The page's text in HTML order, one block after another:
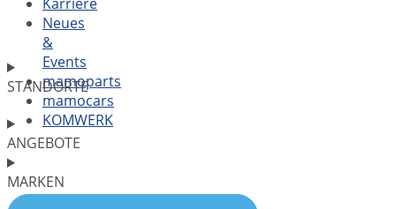
Neues
&
Events
mamoparts
mamocars
KOMWERK
STANDORTE
ANGEBOTE
MARKEN